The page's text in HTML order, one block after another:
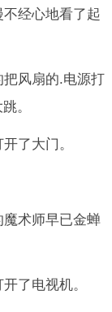
经心地看了起
风扇的.电源打
。
了大门。
术师早已金蝉
了电视机。